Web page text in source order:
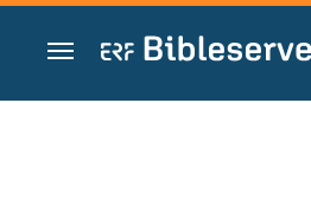
Преминете към съдържанието